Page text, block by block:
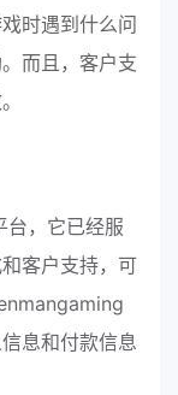
时遇到什么问
而且，客户支
，它已经服
客户支持，可
息和付款信息